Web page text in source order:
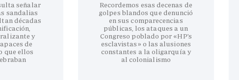
señalar
sandalias
décadas
y
de
que ellos
Recordemos esas decenas de
golpes blandos que denunció
en sus comparecencias
públicas, los ataques a un
Congreso poblado por «HP’s
esclavistas» o las alusiones
constantes a la oligarquía y
al colonialismo